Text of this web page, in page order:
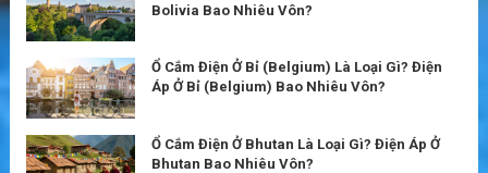
Bolivia Bao Nhiêu Vôn?
Ổ Cắm Điện Ở Bỉ (Belgium) Là Loại Gì? Điện
Áp Ở Bỉ (Belgium) Bao Nhiêu Vôn?
Ổ Cắm Điện Ở Bhutan Là Loại Gì? Điện Áp Ở
Bhutan Bao Nhiêu Vôn?